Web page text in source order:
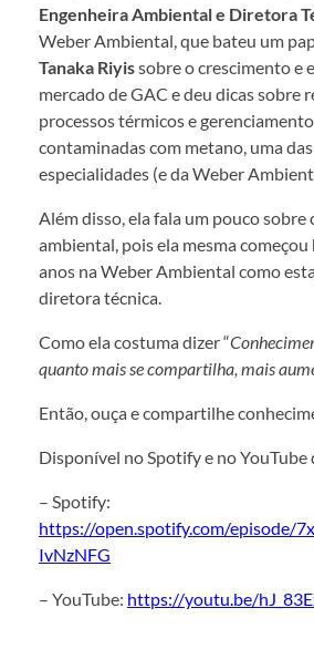
Engenheira Ambiental e Diretora
Weber Ambiental, que bateu um
Tanaka Riyissobre o crescimento e
mercado de GAC e deu dicas sobre
processos térmicos e
contaminadas com metano, uma
especialidades (e da Weber
Além disso, ela fala um pouco sobre
ambiental, pois ela mesma começou
anos na Weber Ambiental como
diretora técnica.
Como ela costuma dizer “
quanto mais se compartilha, mais
Então, ouça e compartilhe
Disponível no Spotify e no YouTube
– Spotify:
https://open.spotify.com/episode/
IvNzNFG
– YouTube: https://youtu.be/